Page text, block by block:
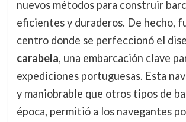
nuevos métodos para construir
eficientes y duraderos. De hecho,
centro donde se perfeccionó el
carabela, una embarcación clave
expediciones portuguesas. Esta
y maniobrable que otros tipos de
época, permitió a los navegantes